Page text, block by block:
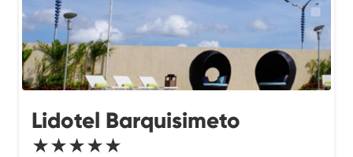
Lidotel Barquisimeto
★★★★★